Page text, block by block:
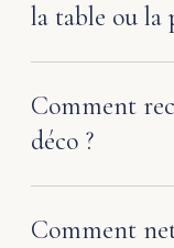
la table ou la
Comment
déco ?
Comment